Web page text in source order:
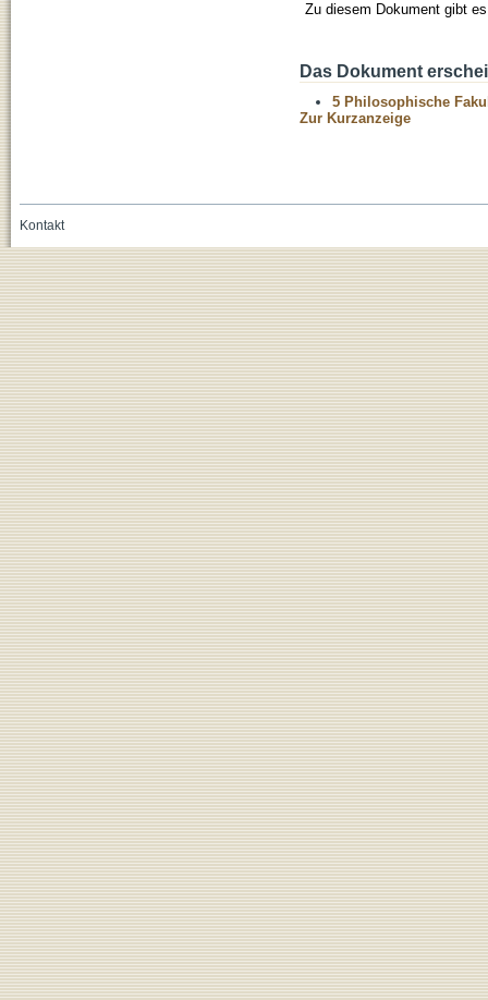
Zu diesem Dokument gibt
Das Dokument
5 Philosophische
Zur Kurzanzeige
Kontakt